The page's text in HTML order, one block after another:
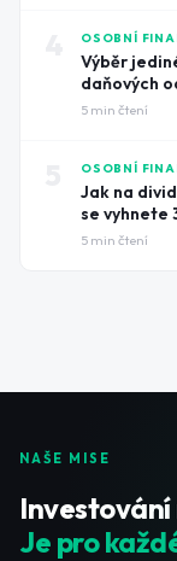
OSOBNÍ
Výběr
daňových
5 min čtení
OSOBNÍ
Jak na
se vyhnete
5 min čtení
NAŠE MISE
Je pro